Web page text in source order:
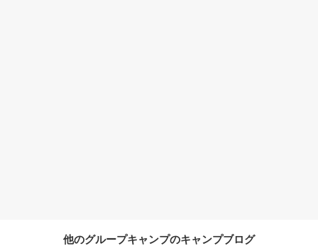
他のグループキャンプのキャンプブログ